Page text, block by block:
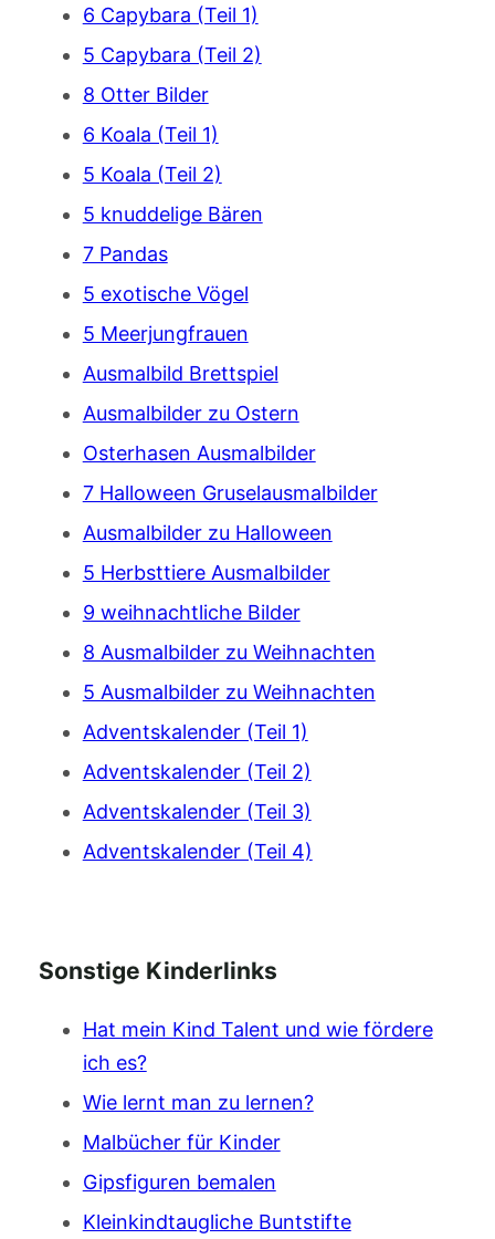
6 Capybara (Teil 1)
5 Capybara (Teil 2)
8 Otter Bilder
6 Koala (Teil 1)
5 Koala (Teil 2)
5 knuddelige Bären
7 Pandas
5 exotische Vögel
5 Meerjungfrauen
Ausmalbild Brettspiel
Ausmalbilder zu Ostern
Osterhasen Ausmalbilder
7 Halloween Gruselausmalbilder
Ausmalbilder zu Halloween
5 Herbsttiere Ausmalbilder
9 weihnachtliche Bilder
8 Ausmalbilder zu Weihnachten
5 Ausmalbilder zu Weihnachten
Adventskalender (Teil 1)
Adventskalender (Teil 2)
Adventskalender (Teil 3)
Adventskalender (Teil 4)
Sonstige Kinderlinks
Hat mein Kind Talent und wie fördere
ich es?
Wie lernt man zu lernen?
Malbücher für Kinder
Gipsfiguren bemalen
Kleinkindtaugliche Buntstifte